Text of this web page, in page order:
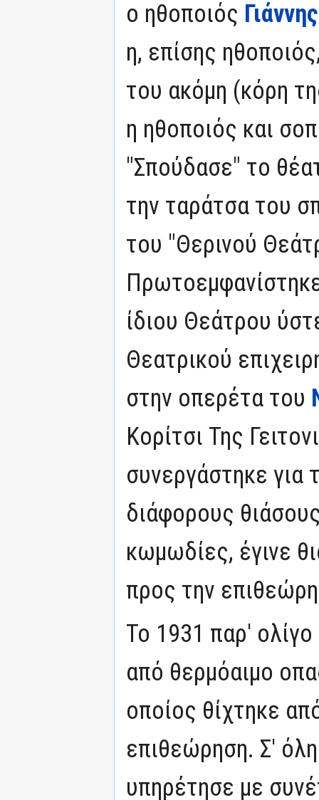
ο ηθοποιός
η, επίσης
του ακόμη (κόρη
η ηθοποιός και
"Σπούδασε" το
την ταράτσα του
του "Θερινού
ίδιου Θεάτρου
Θεατρικού
στην οπερέτα του
Κορίτσι Της
συνεργάστηκε για
διάφορους
κωμωδίες, έγινε
προς την
Το 1931 παρ'
από θερμόαιμο
οποίος θίχτηκε
επιθεώρηση. Σ'
υπηρέτησε με